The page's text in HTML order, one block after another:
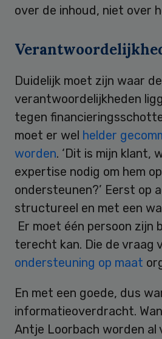
over de inhoud, niet over
Duidelijk moet zijn waar de
verantwoordelijkheden
tegen
moet er wel helder
worden. ‘Dit is mijn klant,
expertise nodig om hem
ondersteunen?’ Eerst op
structureel en met een
Er moet één persoon zijn
terecht kan. Die de vraag
ondersteuning op maat
En met een goede, dus
informatieoverdracht.
Antje Loorbach worden al